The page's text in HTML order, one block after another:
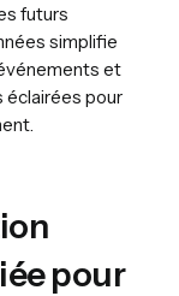
futurs
simplifie
et
éclairées pour
pour